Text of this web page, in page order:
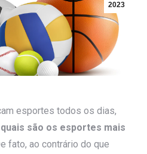
2023
esportes todos os dias,
quais são os esportes mais
fato, ao contrário do que